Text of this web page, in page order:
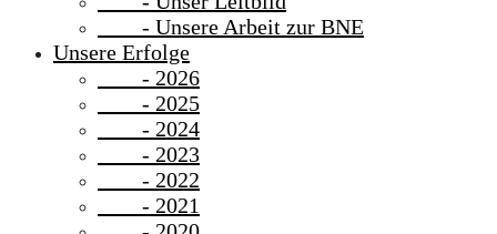
- Unsere Arbeit zur BNE
Unsere Erfolge
- 2026
- 2025
- 2024
- 2023
- 2022
- 2021